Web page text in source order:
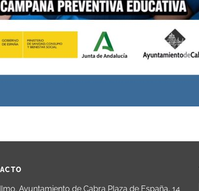
Ilmo. Ayuntamiento de Cabra Plaza de España, 14